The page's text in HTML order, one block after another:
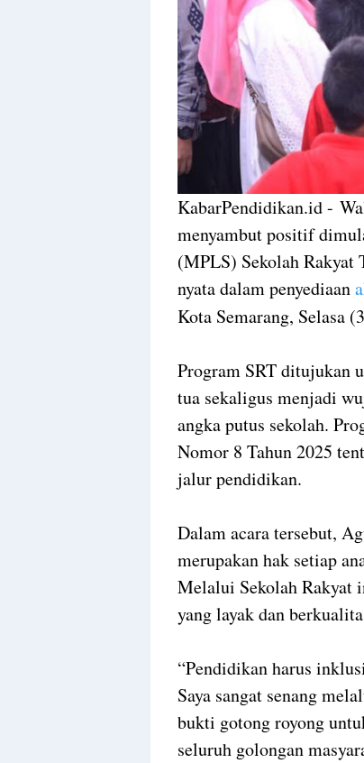
KabarPendidikan.id -
menyambut positif
(MPLS) Sekolah Rakyat
nyata dalam penyediaan
Kota Semarang, Selasa
Program SRT ditujukan
tua sekaligus menjadi
angka putus sekolah.
Nomor 8 Tahun 2025
jalur pendidikan.
Dalam acara tersebut,
merupakan hak setiap
Melalui Sekolah Rakyat
yang layak dan
“Pendidikan harus
Saya sangat senang
bukti gotong royong
seluruh golongan